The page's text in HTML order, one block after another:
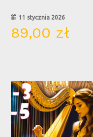
11 stycznia 2026
89,00 zł
28
lut